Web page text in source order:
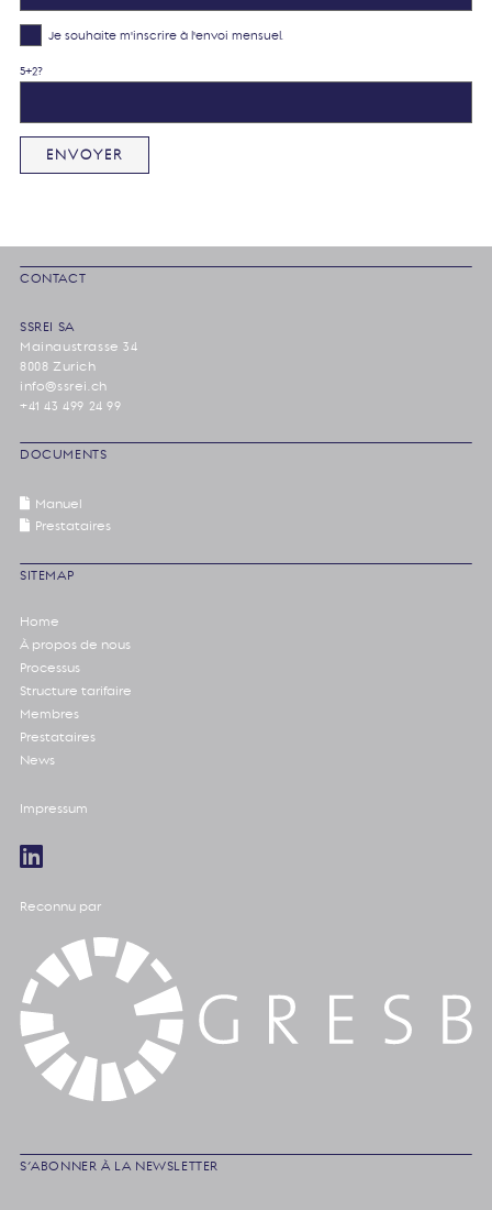
Je souhaite m'inscrire à l'envoi mensuel.
5+2?
CONTACT
SSREI SA
Mainaustrasse 34
8008 Zurich
info@ssrei.ch
+41 43 499 24 99
DOCUMENTS
Manuel
Prestataires
SITEMAP
Home
À propos de nous
Processus
Structure tarifaire
Membres
Prestataires
News
Impressum
Reconnu par
S’ABONNER À LA NEWSLETTER